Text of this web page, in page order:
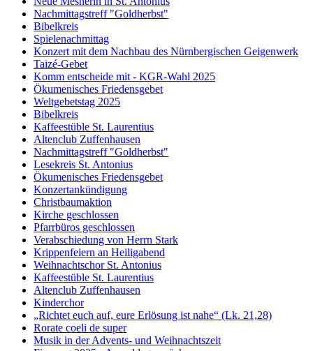
Nachmittagstreff "Goldherbst"
Bibelkreis
Spielenachmittag
Konzert mit dem Nachbau des Nürnbergischen Geigenwerk
Taizé-Gebet
Komm entscheide mit - KGR-Wahl 2025
Ökumenisches Friedensgebet
Weltgebetstag 2025
Bibelkreis
Kaffeestüble St. Laurentius
Altenclub Zuffenhausen
Nachmittagstreff "Goldherbst"
Lesekreis St. Antonius
Ökumenisches Friedensgebet
Konzertankündigung
Christbaumaktion
Kirche geschlossen
Pfarrbüros geschlossen
Verabschiedung von Herrn Stark
Krippenfeiern an Heiligabend
Weihnachtschor St. Antonius
Kaffeestüble St. Laurentius
Altenclub Zuffenhausen
Kinderchor
„Richtet euch auf, eure Erlösung ist nahe“ (Lk. 21,28)
Rorate coeli de super
Musik in der Advents- und Weihnachtszeit